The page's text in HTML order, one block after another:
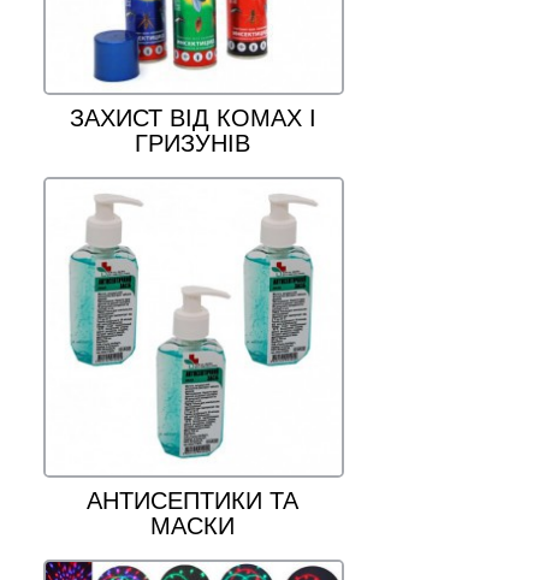
ЗАХИСТ ВІД КОМАХ І
ГРИЗУНІВ
АНТИСЕПТИКИ ТА
МАСКИ